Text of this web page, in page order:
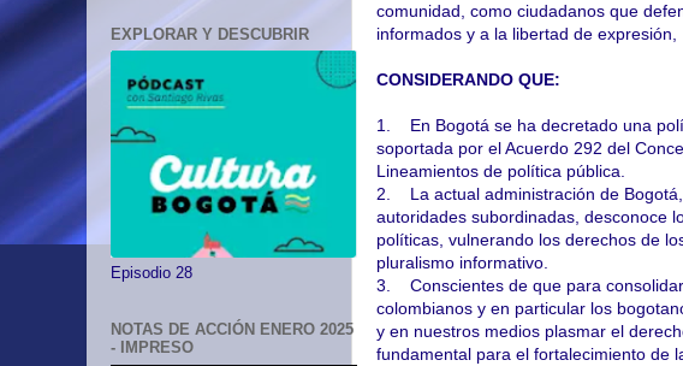
comunidad, como ciudadanos que
informados y a la libertad de expresión,
CONSIDERANDO QUE:
1. En Bogotá se ha decretado una
soportada por el Acuerdo 292 del
Lineamientos de política pública.
2. La actual administración de
autoridades subordinadas, desconoce
políticas, vulnerando los derechos de
pluralismo informativo.
3. Conscientes de que para
colombianos y en particular los
y en nuestros medios plasmar el
fundamental para el fortalecimiento de
EXPLORAR Y DESCUBRIR
Episodio 28
NOTAS DE ACCIÓN ENERO 2025
- IMPRESO